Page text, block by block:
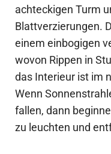
achteckigen Turm
Blattverzierungen.
einem ein­bogigen
wovon Rippen in
das Interieur ist im
Wenn
fallen, dann
zu leuchten und